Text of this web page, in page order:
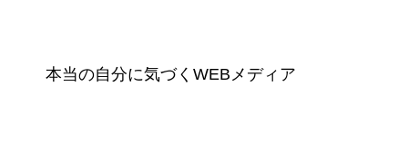
本当の自分に気づく WEBメディア